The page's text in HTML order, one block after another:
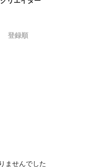
登録順
ませんでした